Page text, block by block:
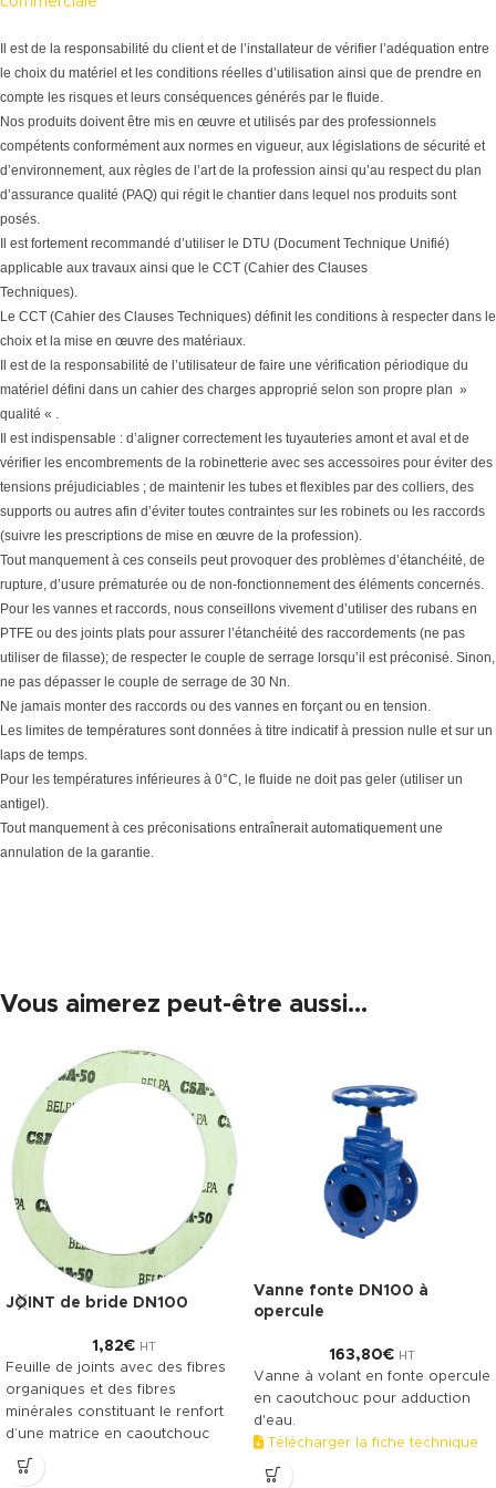
Il est de la responsabilité du client et de l’installateur de vérifier l’adéquation entre
le choix du matériel et les conditions réelles d’utilisation ainsi que de prendre en
compte les risques et leurs conséquences générés par le fluide.
Nos produits doivent être mis en œuvre et utilisés par des professionnels
compétents conformément aux normes en vigueur, aux législations de sécurité et
d’environnement, aux règles de l’art de la profession ainsi qu’au respect du plan
d’assurance qualité (PAQ) qui régit le chantier dans lequel nos produits sont
posés.
Il est fortement recommandé d’utiliser le DTU (Document Technique Unifié)
applicable aux travaux ainsi que le CCT (Cahier des Clauses
Techniques).
Le CCT (Cahier des Clauses Techniques) définit les conditions à respecter dans le
choix et la mise en œuvre des matériaux.
Il est de la responsabilité de l’utilisateur de faire une vérification périodique du
matériel défini dans un cahier des charges approprié selon son propre plan »
qualité « .
Il est indispensable : d’aligner correctement les tuyauteries amont et aval et de
vérifier les encombrements de la robinetterie avec ses accessoires pour éviter des
tensions préjudiciables ; de maintenir les tubes et flexibles par des colliers, des
supports ou autres afin d’éviter toutes contraintes sur les robinets ou les raccords
(suivre les prescriptions de mise en œuvre de la profession).
Tout manquement à ces conseils peut provoquer des problèmes d’étanchéité, de
rupture, d’usure prématurée ou de non-fonctionnement des éléments concernés.
Pour les vannes et raccords, nous conseillons vivement d’utiliser des rubans en
PTFE ou des joints plats pour assurer l’étanchéité des raccordements (ne pas
utiliser de filasse); de respecter le couple de serrage lorsqu’il est préconisé. Sinon,
ne pas dépasser le couple de serrage de 30 Nn.
Ne jamais monter des raccords ou des vannes en forçant ou en tension.
Les limites de températures sont données à titre indicatif à pression nulle et sur un
laps de temps.
Pour les températures inférieures à 0°C, le fluide ne doit pas geler (utiliser un
antigel).
Tout manquement à ces préconisations entraînerait automatiquement une
annulation de la garantie.
Vous aimerez peut-être aussi…
JOINT de bride DN100
1,82€ HT
Feuille de joints avec des fibres
organiques et des fibres
minérales constituant le renfort
d’une matrice en caoutchouc
NBR. Le TECNIFIBRE80 possède
Vanne fonte DN100 à
opercule
163,80€ HT
Vanne à volant en fonte opercule
en caoutchouc pour adduction
d'eau.
Télécharger la fiche technique
(.pdf)